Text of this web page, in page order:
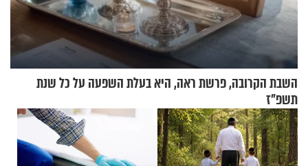
השבת הקרובה, פרשת ראה, היא בעלת השפעה על כל שנת
תשפ"ז